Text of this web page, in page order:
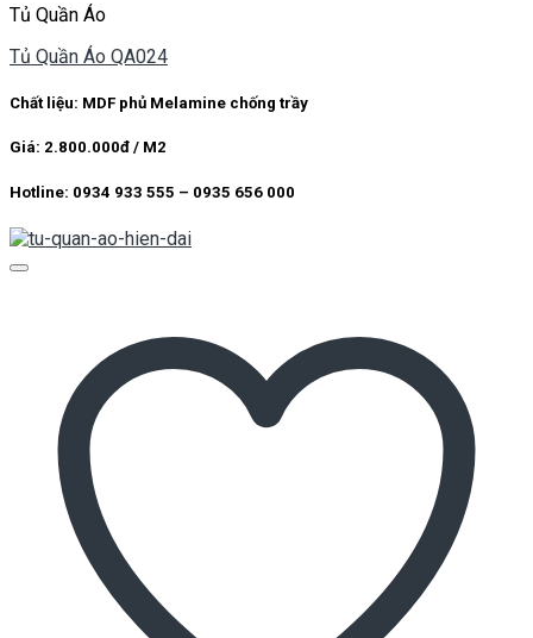
Tủ Quần Áo
Tủ Quần Áo QA024
Chất liệu: MDF phủ Melamine chống trầy
Giá: 2.800.000đ / M2
Hotline: 0934 933 555 – 0935 656 000